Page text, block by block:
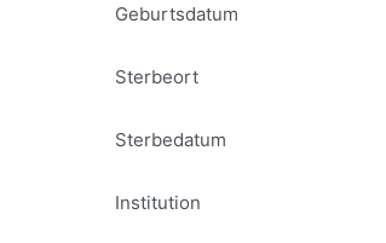
Geburtsdatum
Sterbeort
Sterbedatum
Institution